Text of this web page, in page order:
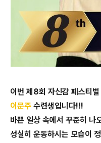
이번 제8회 자신감 페스티벌
이문주 수련생입니다!!!
바쁜 일상 속에서 꾸준히 나
성실히 운동하시는 모습이